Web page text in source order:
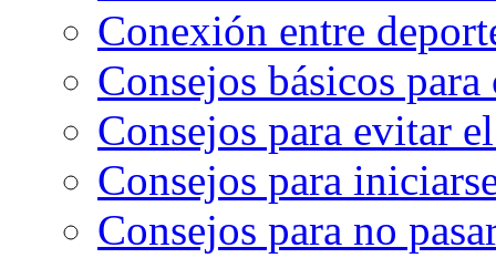
Conexión entre
Consejos básicos
Consejos para evitar
Consejos para
Consejos para no